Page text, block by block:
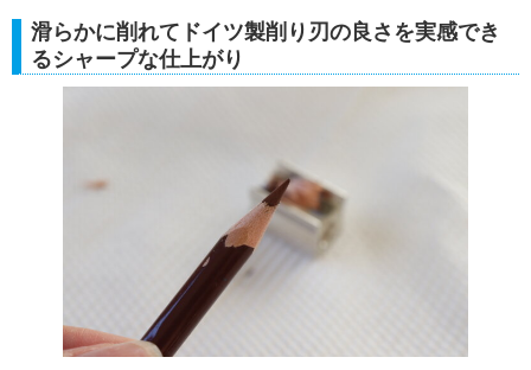
滑らかに削れてドイツ製削り刃の良さを実感でき
るシャープな仕上がり